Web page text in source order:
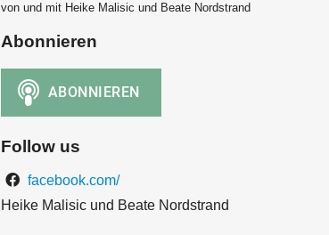
von und mit Heike Malisic und Beate Nordstrand
Abonnieren
Follow us
facebook.com/
Heike Malisic und Beate Nordstrand